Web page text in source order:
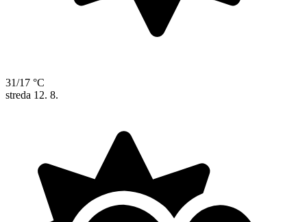
31/17 °C
streda 12. 8.